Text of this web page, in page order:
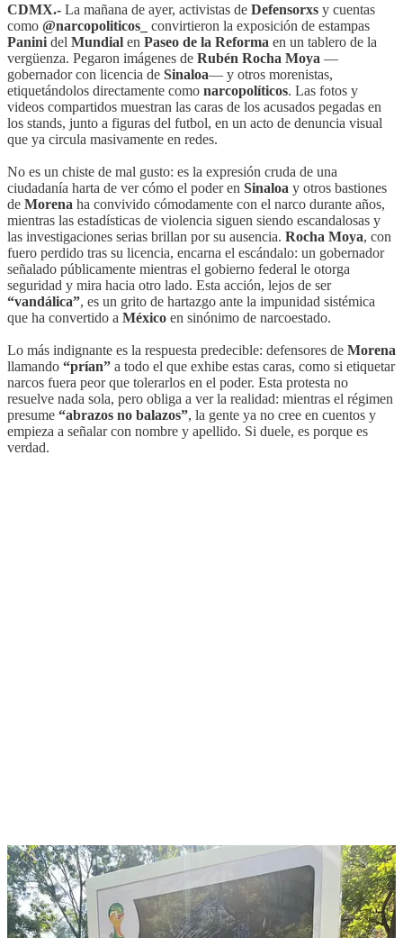
CDMX.- La mañana de ayer, activistas de Defensorxs y cuentas
como @narcopoliticos_
convirtieron la exposición de estampas
Panini del Mundial en Paseo de la Reforma en un tablero de la
vergüenza. Pegaron imágenes de Rubén Rocha Moya —
gobernador con licencia de Sinaloa— y otros morenistas,
etiquetándolos directamente como narcopolíticos. Las fotos y
videos compartidos muestran las caras de los acusados pegadas en
los stands, junto a figuras del futbol, en un acto de denuncia visual
que ya circula masivamente en redes.
No es un chiste de mal gusto: es la expresión cruda de una
ciudadanía harta de ver cómo el poder en Sinaloa y otros bastiones
de Morena ha convivido cómodamente con el narco durante años,
mientras las estadísticas de violencia siguen siendo escandalosas y
las investigaciones serias brillan por su ausencia. Rocha Moya, con
fuero perdido tras su licencia, encarna el escándalo: un gobernador
señalado públicamente mientras el gobierno federal le otorga
seguridad y mira hacia otro lado. Esta acción, lejos de ser
“vandálica”, es un grito de hartazgo ante la impunidad sistémica
que ha convertido a México en sinónimo de narcoestado.
Lo más indignante es la respuesta predecible: defensores de Morena
llamando “prían” a todo el que exhibe estas caras, como si etiquetar
narcos fuera peor que tolerarlos en el poder. Esta protesta no
resuelve nada sola, pero obliga a ver la realidad: mientras el régimen
presume “abrazos no balazos”, la gente ya no cree en cuentos y
empieza a señalar con nombre y apellido. Si duele, es porque es
verdad.